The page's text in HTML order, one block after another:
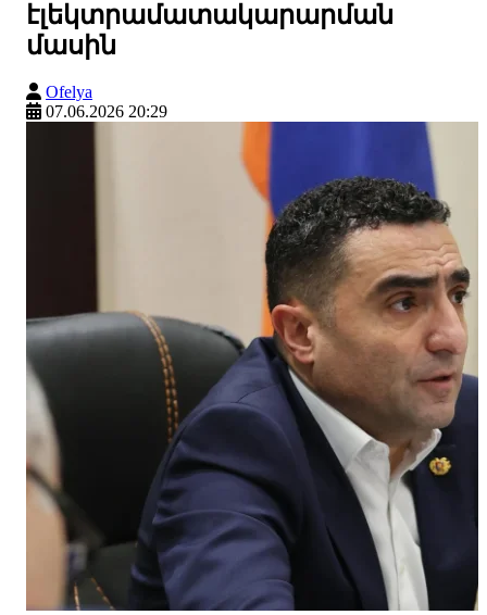
էլեկտրամատակարարման
մասին
Ofelya
07.06.2026 20:29